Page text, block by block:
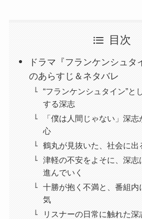
目次
ドラマ『フランケンシュタ
のあらすじ＆ネタバレ
“フランケンシュタイン”と
する深志
「僕は人間じゃない」深
心
鶴丸が見抜いた、社会に出
津軽の不安をよそに、深志
進んでいく
十勝が抱く不満と、番組内
気
リスナーの日常に触れた